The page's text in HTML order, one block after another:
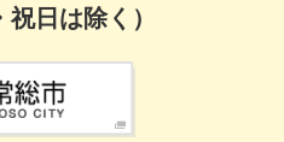
祝日は除く）